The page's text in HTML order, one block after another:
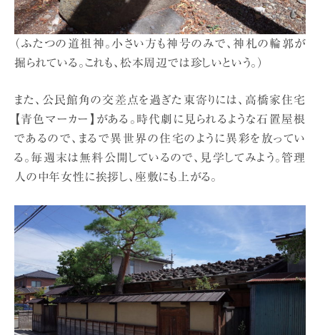
（ふたつの道祖神。小さい方も神号のみで、神札の輪郭が
掘られている。これも、松本周辺では珍しいという。）
また、公民館角の交差点を過ぎた東寄りには、高橋家住宅
【青色マーカー】がある。時代劇に見られるような石置屋根
であるので、まるで異世界の住宅のように異彩を放ってい
る。毎週末は無料公開しているので、見学してみよう。管理
人の中年女性に挨拶し、座敷にも上がる。